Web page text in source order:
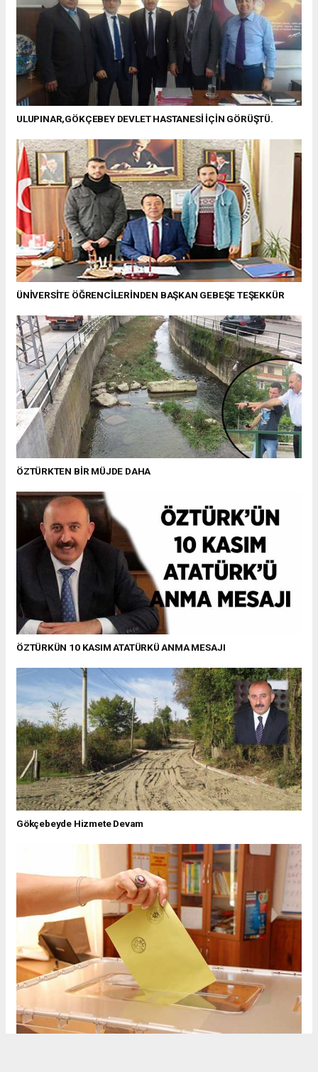
ULUPINAR,GÖKÇEBEY DEVLET HASTANESİ İÇİN GÖRÜŞTÜ.
ÜNİVERSİTE ÖĞRENCİLERİNDEN BAŞKAN GEBEŞE TEŞEKKÜR
ÖZTÜRKTEN BİR MÜJDE DAHA
ÖZTÜRKÜN 10 KASIM ATATÜRKÜ ANMA MESAJI
Gökçebeyde Hizmete Devam